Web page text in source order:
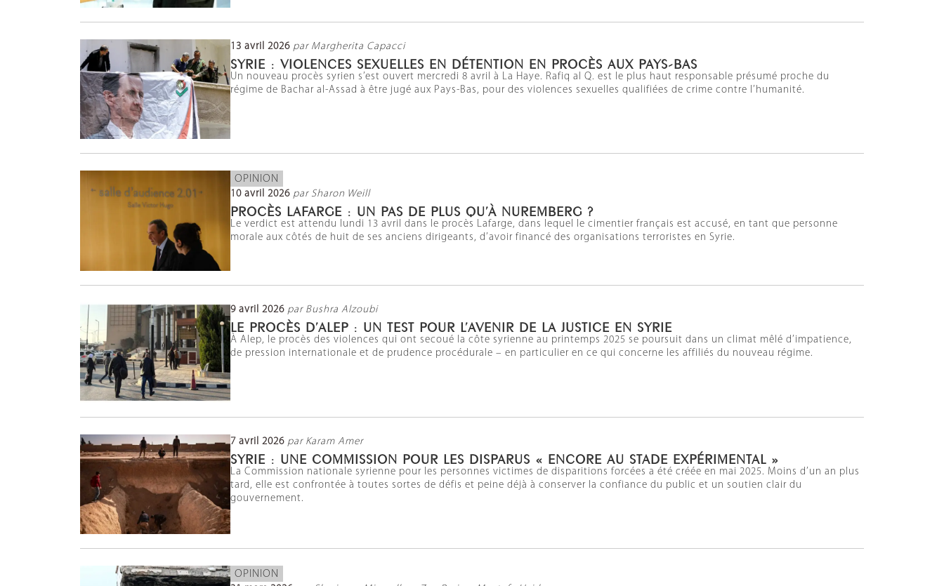
13 avril 2026 par Margherita Capacci
SYRIE : VIOLENCES SEXUELLES EN DÉTENTION EN PROCÈS AUX PAYS-BAS
Un nouveau procès syrien s’est ouvert mercredi 8 avril à La Haye. Rafiq al Q. est le plus haut responsable présumé proche du
régime de Bachar al-Assad à être jugé aux Pays-Bas, pour des violences sexuelles qualifiées de crime contre l’humanité.
OPINION
10 avril 2026 par Sharon Weill
PROCÈS LAFARGE : UN PAS DE PLUS QU’À NUREMBERG ?
Le verdict est attendu lundi 13 avril dans le procès Lafarge, dans lequel le cimentier français est accusé, en tant que personne
morale aux côtés de huit de ses anciens dirigeants, d’avoir financé des organisations terroristes en Syrie.
9 avril 2026 par Bushra Alzoubi
LE PROCÈS D’ALEP : UN TEST POUR L’AVENIR DE LA JUSTICE EN SYRIE
À Alep, le procès des violences qui ont secoué la côte syrienne au printemps 2025 se poursuit dans un climat mêlé d’impatience,
de pression internationale et de prudence procédurale – en particulier en ce qui concerne les affiliés du nouveau régime.
7 avril 2026 par Karam Amer
SYRIE : UNE COMMISSION POUR LES DISPARUS « ENCORE AU STADE EXPÉRIMENTAL »
La Commission nationale syrienne pour les personnes victimes de disparitions forcées a été créée en mai 2025. Moins d’un an plus
tard, elle est confrontée à toutes sortes de défis et peine déjà à conserver la confiance du public et un soutien clair du
gouvernement.
OPINION